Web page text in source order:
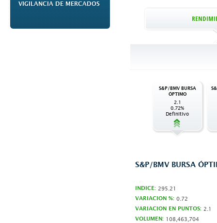
VIGILANCIA DE MERCADOS
S&P/BMV BURSA
ÓPTIMO
2.1
0.72%
Definitivo
S&P/BMV BURSA
INDICE: 295.21
VARIACION %: 0.72
VARIACION EN PUNTOS: 2.1
VOLUMEN: 108,463,704